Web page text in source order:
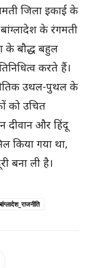
जिला इकाई के
बांग्लादेश के रंगमती
के बौद्ध बहुल
करते हैं।
उथल-पुथल के
को उचित
दीवान और हिंदू
किया गया था,
बना ली है।